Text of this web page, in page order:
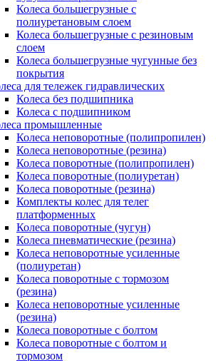
Колеса большегрузные с
полиуретановым слоем
Колеса большегрузные с резиновым
слоем
Колеса большегрузные чугунные без
покрытия
для тележек гидравлических
Колеса без подшипника
Колеса с подшипником
промышленные
Колеса неповоротные (полипропилен)
Колеса неповоротные (резина)
Колеса поворотные (полипропилен)
Колеса поворотные (полиуретан)
Колеса поворотные (резина)
Комплекты колес для телег
платформенных
Колеса поворотные (чугун)
Колеса пневматические (резина)
Колеса неповоротные усиленные
(полиуретан)
Колеса поворотные c тормозом
(резина)
Колеса неповоротные усиленные
(резина)
Колеса поворотные с болтом
Колеса поворотные с болтом и
тормозом